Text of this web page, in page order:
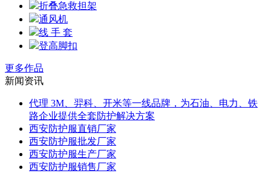
折叠急救担架
通风机
线 手 套
登高脚扣
更多作品
新闻资讯
代理 3M、羿科、开米等一线品牌，为石油、电力、铁
路企业提供全套防护解决方案
西安防护服直销厂家
西安防护服批发厂家
西安防护服生产厂家
西安防护服销售厂家